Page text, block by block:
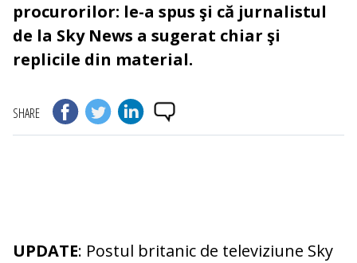
procurorilor: le-a spus şi că jurnalistul
de la Sky News a sugerat chiar şi
replicile din material.
SHARE
UPDATE: Postul britanic de televiziune Sky